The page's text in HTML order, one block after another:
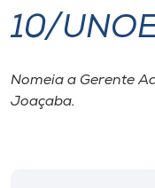
I.nova
Diplomados
10/
Nomeia a Gerente
Joaçaba.